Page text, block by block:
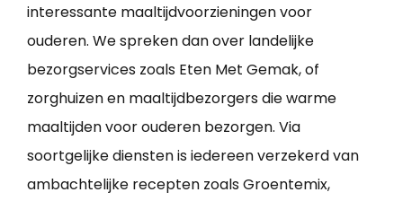
interessante maaltijdvoorzieningen voor
ouderen. We spreken dan over landelijke
bezorgservices zoals Eten Met Gemak, of
zorghuizen en maaltijdbezorgers die warme
maaltijden voor ouderen bezorgen. Via
soortgelijke diensten is iedereen verzekerd van
ambachtelijke recepten zoals Groentemix,